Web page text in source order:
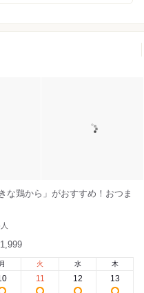
な鶏から」がおすすめ！おつま
人
月 火
11
水
12
木
13